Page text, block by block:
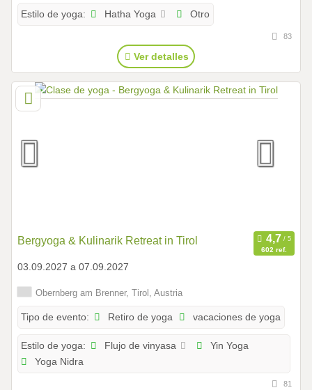
Estilo de yoga: Hatha Yoga Otro
83
Ver detalles
Bergyoga & Kulinarik Retreat in Tirol
602 ref.
03.09.2027 a 07.09.2027
Obernberg am Brenner, Tirol, Austria
Tipo de evento: Retiro de yoga vacaciones de yoga
Estilo de yoga: Flujo de vinyasa
Yin Yoga
Yoga Nidra
81